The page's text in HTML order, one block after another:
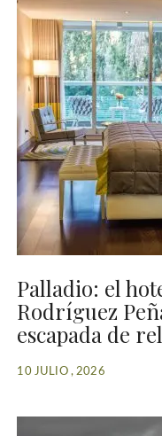
Palladio: el
Rodríguez
escapada de
10 JULIO , 2026